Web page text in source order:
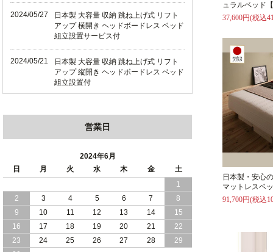
ュラルベッド
37,600円(税込
日本製・安心
マットレスベ
91,700円(税込
2024/05/27
日本製 大容量 収納 跳ね上げ式 リフト
アップ 横開き ヘッドボードレス ベッド
組立設置サービス付
2024/05/21
日本製 大容量 収納 跳ね上げ式 リフト
アップ 縦開き ヘッドボードレス ベッド
組立設置付
ド 組立設置 付き
日本製 収納 跳ね上げ式 リフトアップ
ベッド 縦開き ヘッドボード 組立設置サ
ービス付き
2024/04/23
すのこ の 床板 簡単 軽い コンパクトな
大容量 収納 跳ね上げ式 ベッド
2024/03/28
おすすめ クイーン キング ワイドキング
サイズ で 通気性ある すのこ仕様 大容
営業日
2024年6月
日
月 火 水 木 金
土
1
2
3 4 5 6 7
8
9
10 11 12 13 14
15
16
17 18 19 20 21
22
23
24 25 26 27 28
29